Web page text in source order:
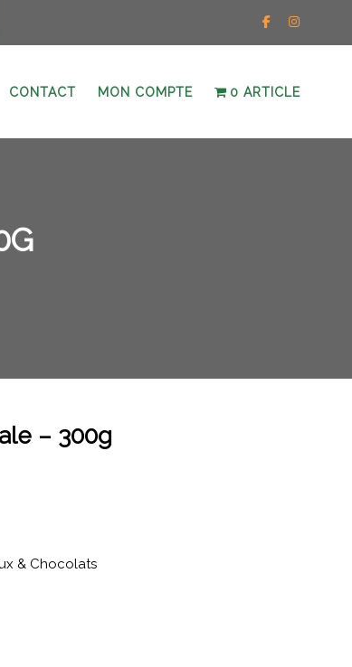
CONTACT MON COMPTE 0 ARTICLE
– 300g
& Chocolats